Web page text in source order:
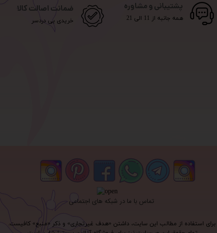
برای استفاده از مطالب این سایت، داشتن «هدف غیرتجاری» و ذکر «منبع» کافیست.
پشتیبانی و مشاوره
همه جانبه از 11 الی 21
ضمانت اصالت کالا
خریدی بی دردسر
تماس با ما در شبکه های اجتماعی